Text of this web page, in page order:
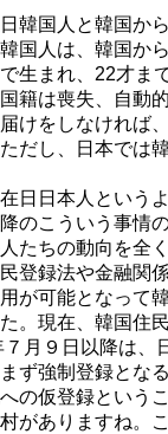
韓国人と韓国か
国人は、韓国か
生まれ、22才ま
籍は喪失、自動
けをしなければ
だし、日本では
日日本人という
のこういう事情
たちの動向を全
登録法や金融関
が可能となって
。現在、韓国住
月９日以降は、
ず強制登録とな
の仮登録という
がありますね。